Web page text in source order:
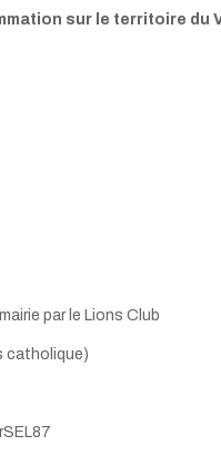
sur le territoire du
par le Lions Club
catholique)